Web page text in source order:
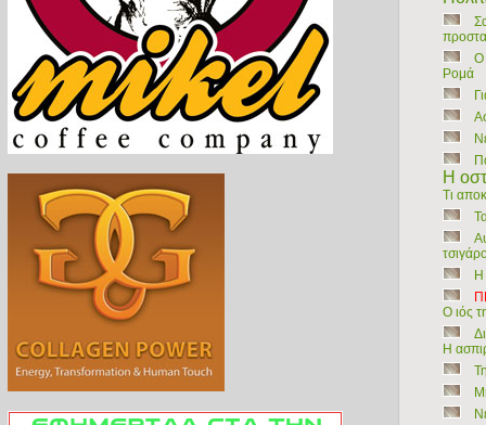
Ο
Ρομά
H
Τι
Η
Ο ιός
Η